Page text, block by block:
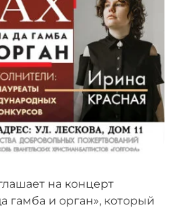
на концерт
гамба и орган», который